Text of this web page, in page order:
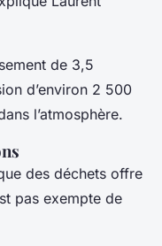
de 3,5
d’environ 2 500
l’atmosphère.
des déchets offre
pas exempte de